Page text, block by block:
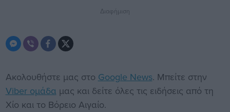
Διαφήμιση
Ακολουθήστε μας στο Google News. Μπείτε στην
Viber ομάδα μας και δείτε όλες τις ειδήσεις από τη
Χίο και το Βόρειο Αιγαίο.